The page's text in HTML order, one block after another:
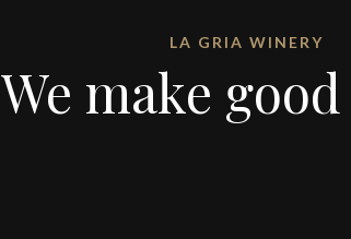
LA GRIA WINERY
We make